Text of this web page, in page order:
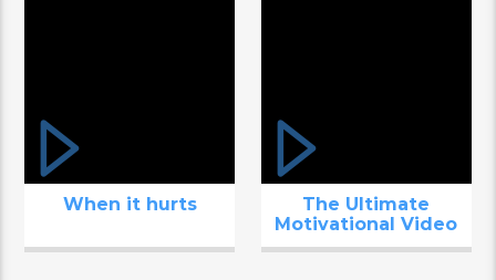
When it hurts
The Ultimate
Motivational Video